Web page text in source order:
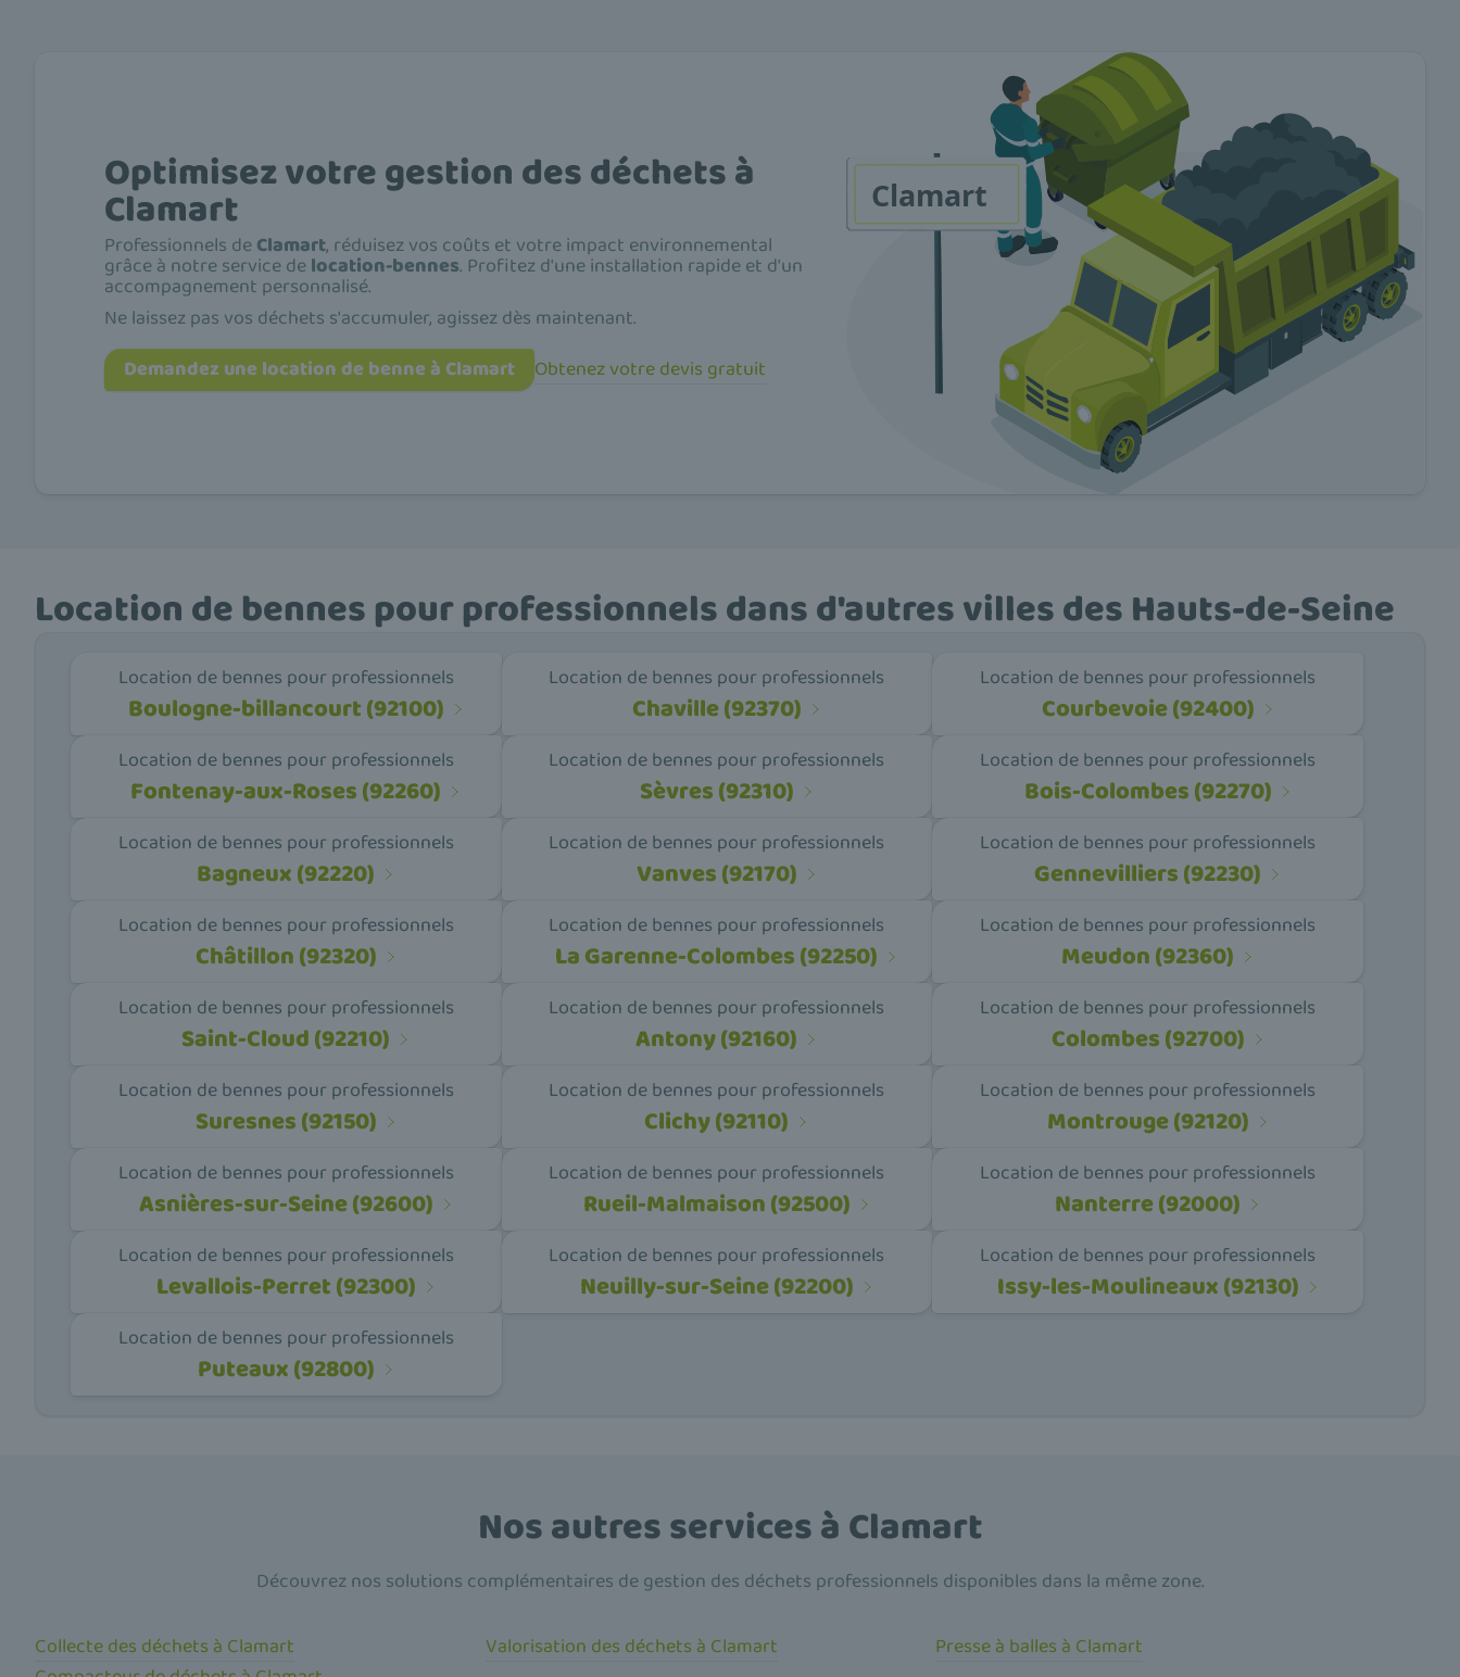
Optimisez votre gestion des déchets à
Clamart
Professionnels deClamart, réduisez vos coûts et votre impact environnemental
grâce à notre service delocation-bennes. Profitez d'une installation rapide et d'un
accompagnement personnalisé.
Ne laissez pas vos déchets s'accumuler, agissez dès maintenant.
Demandez une location de benne à Clamart
Obtenez votre devis gratuit
Location de bennes pour professionnels dans d'autres villes des Hauts-de-Seine
Location de bennes pour professionnels
Boulogne-billancourt (92100)
Location de bennes pour professionnels
Chaville (92370)
Location de bennes pour professionnels
Courbevoie (92400)
Location de bennes pour professionnels
Fontenay-aux-Roses (92260)
Location de bennes pour professionnels
Sèvres (92310)
Location de bennes pour professionnels
Bois-Colombes (92270)
Location de bennes pour professionnels
Bagneux (92220)
Location de bennes pour professionnels
Vanves (92170)
Location de bennes pour professionnels
Gennevilliers (92230)
Location de bennes pour professionnels
Châtillon (92320)
Location de bennes pour professionnels
La Garenne-Colombes (92250)
Location de bennes pour professionnels
Meudon (92360)
Location de bennes pour professionnels
Saint-Cloud (92210)
Location de bennes pour professionnels
Antony (92160)
Location de bennes pour professionnels
Colombes (92700)
Location de bennes pour professionnels
Suresnes (92150)
Location de bennes pour professionnels
Clichy (92110)
Location de bennes pour professionnels
Montrouge (92120)
Location de bennes pour professionnels
Asnières-sur-Seine (92600)
Location de bennes pour professionnels
Rueil-Malmaison (92500)
Location de bennes pour professionnels
Nanterre (92000)
Location de bennes pour professionnels
Levallois-Perret (92300)
Location de bennes pour professionnels
Neuilly-sur-Seine (92200)
Location de bennes pour professionnels
Issy-les-Moulineaux (92130)
Location de bennes pour professionnels
Puteaux (92800)
Nos autres services à Clamart
Découvrez nos solutions complémentaires de gestion des déchets professionnels disponibles dans la même zone.
Collecte des déchets à Clamart Valorisation des déchets à Clamart
Presse à balles à Clamart